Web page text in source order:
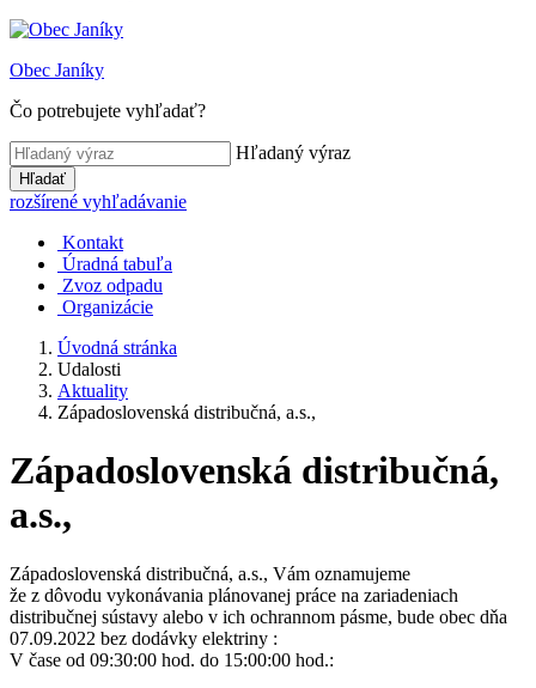
Obec Janíky
Čo potrebujete vyhľadať?
Hľadaný výraz
Hľadať
rozšírené vyhľadávanie
Kontakt
Úradná tabuľa
Zvoz odpadu
Organizácie
Úvodná stránka
Udalosti
Aktuality
Západoslovenská distribučná, a.s.,
Západoslovenská distribučná,
a.s.,
Západoslovenská distribučná, a.s., Vám oznamujeme
že z dôvodu vykonávania plánovanej práce na zariadeniach
distribučnej sústavy alebo v ich ochrannom pásme, bude obec dňa
07.09.2022 bez dodávky elektriny :
V čase od 09:30:00 hod. do 15:00:00 hod.: